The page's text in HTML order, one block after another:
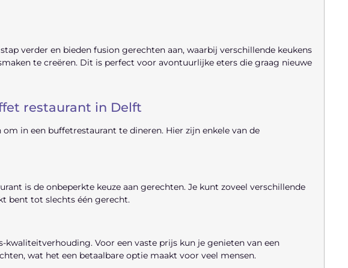
verder en bieden fusion gerechten aan, waarbij verschillende keukens
te creëren. Dit is perfect voor avontuurlijke eters die graag nieuwe
restaurant in Delft
in een buffetrestaurant te dineren. Hier zijn enkele van de
is de onbeperkte keuze aan gerechten. Je kunt zoveel verschillende
bent tot slechts één gerecht.
Voor een vaste prijs kun je genieten van een
wat het een betaalbare optie maakt voor veel mensen.